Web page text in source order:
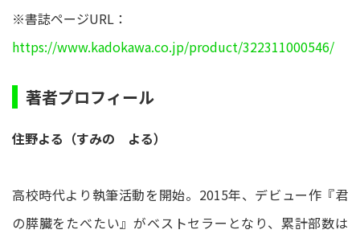
※書誌ページURL：
https://www.kadokawa.co.jp/product/322311000546/
著者プロフィール
住野よる（すみの よる）
高校時代より執筆活動を開始。2015年、デビュー作『君
の膵臓をたべたい』がベストセラーとなり、累計部数は